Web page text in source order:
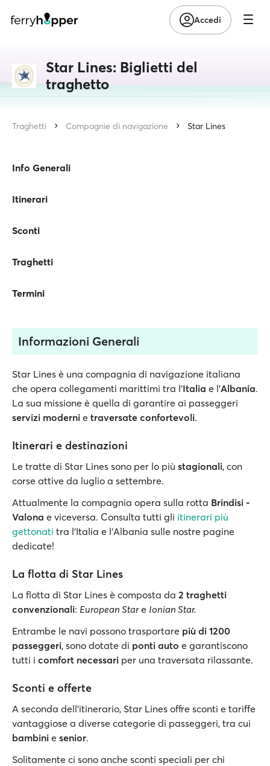
Accedi
Star Lines: Biglietti del
traghetto
Traghetti Compagnie di navigazione Star Lines
Info Generali
Itinerari
Sconti
Traghetti
Termini
Informazioni Generali
Star Lines è una compagnia di navigazione italiana
che opera collegamenti marittimi tra l'Italia e l'Albania.
La sua missione è quella di garantire ai passeggeri
servizi moderni e traversate confortevoli.
Itinerari e destinazioni
Le tratte di Star Lines sono per lo più stagionali, con
corse attive da luglio a settembre.
Attualmente la compagnia opera sulla rotta Brindisi -
Valona e viceversa. Consulta tutti gli itinerari più
gettonati tra l'Italia e l'Albania sulle nostre pagine
dedicate!
La flotta di Star Lines
La flotta di Star Lines è composta da 2 traghetti
convenzionali: European Stare Ionian Star.
Entrambe le navi possono trasportare più di 1200
passeggeri, sono dotate di ponti auto e garantiscono
tutti i comfort necessari per una traversata rilassante.
Sconti e offerte
A seconda dell'itinerario, Star Lines offre sconti e tariffe
vantaggiose a diverse categorie di passeggeri, tra cui
bambini e senior.
Solitamente ci sono anche sconti speciali per chi